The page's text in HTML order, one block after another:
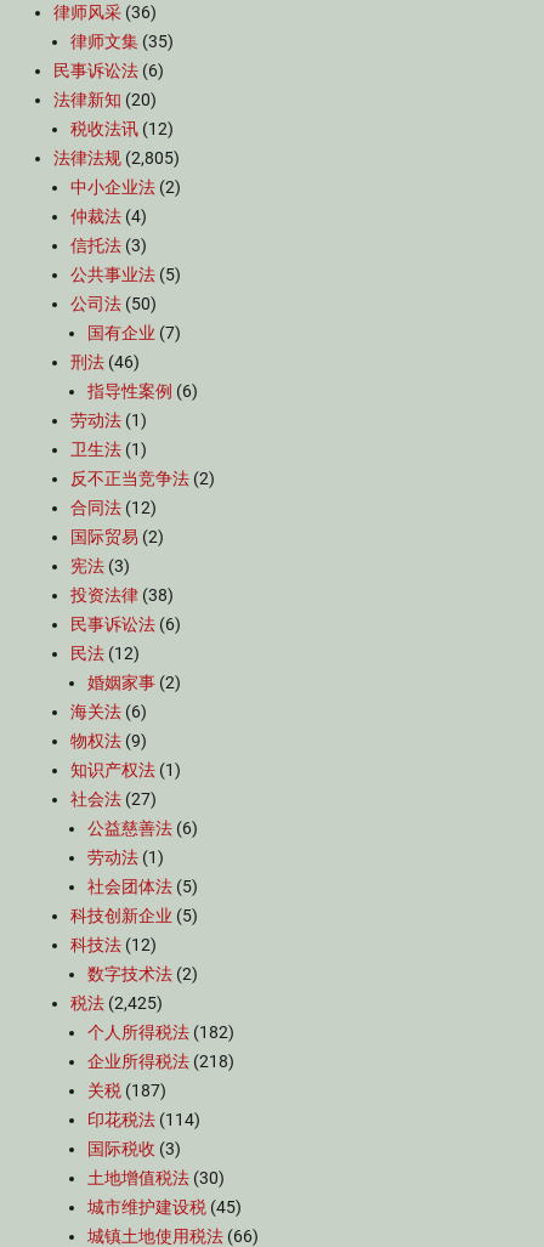
律师风采 (36)
律师文集 (35)
民事诉讼法 (6)
法律新知 (20)
税收法讯 (12)
法律法规 (2,805)
中小企业法 (2)
仲裁法 (4)
信托法 (3)
公共事业法 (5)
公司法 (50)
国有企业 (7)
刑法 (46)
指导性案例 (6)
劳动法 (1)
卫生法 (1)
反不正当竞争法 (2)
合同法 (12)
国际贸易 (2)
宪法 (3)
投资法律 (38)
民事诉讼法 (6)
民法 (12)
婚姻家事 (2)
海关法 (6)
物权法 (9)
知识产权法 (1)
社会法 (27)
公益慈善法 (6)
劳动法 (1)
社会团体法 (5)
科技创新企业 (5)
科技法 (12)
数字技术法 (2)
税法 (2,425)
个人所得税法 (182)
企业所得税法 (218)
关税 (187)
印花税法 (114)
国际税收 (3)
土地增值税法 (30)
城市维护建设税 (45)
城镇土地使用税法 (66)